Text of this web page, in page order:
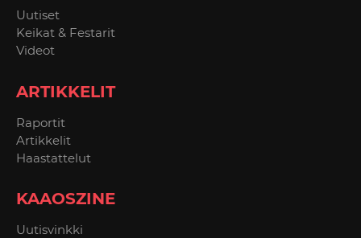
Uutiset
Keikat & Festarit
Videot
ARTIKKELIT
Raportit
Artikkelit
Haastattelut
KAAOSZINE
Uutisvinkki